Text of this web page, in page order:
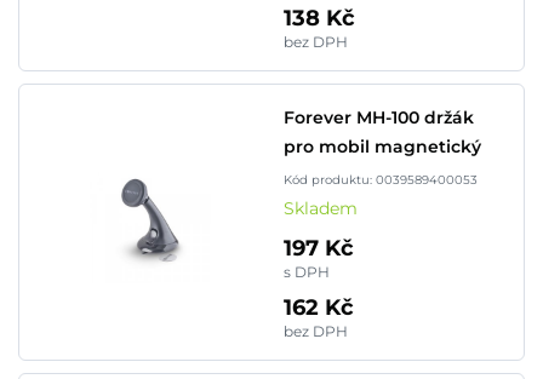
138 Kč
bez DPH
Forever MH-100 držák
pro mobil magnetický
Kód produktu: 0039589400053
Skladem
197 Kč
s DPH
162 Kč
bez DPH